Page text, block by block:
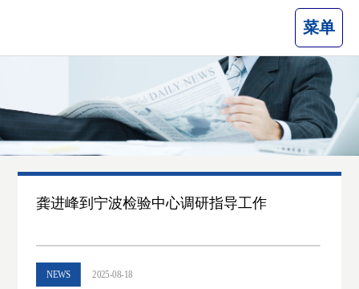
菜单
龚进峰到宁波检验中心调研指导工作
NEWS 2025-08-18